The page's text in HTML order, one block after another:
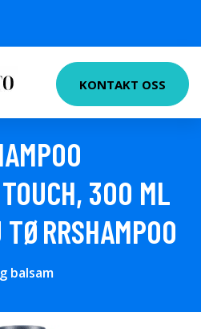
KONTAKT OSS
300 ML
balsam